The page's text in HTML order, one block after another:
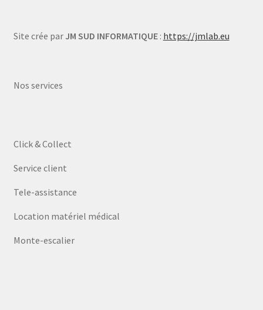
Site crée par JM SUD INFORMATIQUE: https://jmlab.eu
Nos services
Click & Collect
Service client
Tele-assistance
Location matériel médical
Monte-escalier